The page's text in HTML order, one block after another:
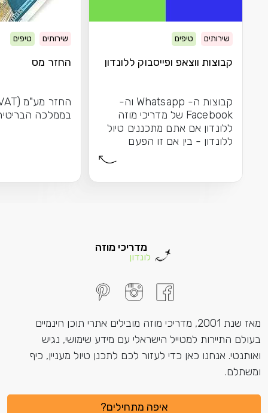
שירותים טיפים
קבוצות ווצאפ ופייסבוק ללונדון
קבוצות ה- Whatsapp וה-
Facebook של מדריכי מוזה
ללונדון אם אתם מתכננים טיול
ללונדון - בין אם זו הפעם
שירותים טיפים
החזר מס
בממלכה
מדריכי מוזה
לונדון
מאז שנת 2001, מדריכי מוזה מובילים אתרי תוכן חינמיים
בעולם התיירות למטייל הישראלי עם מידע שימושי, נגיש
ואותנטי. אנחנו כאן כדי לעזור לכם לתכנן טיול מעניין, כיף
ומשתלם.
איפה מתחילים?